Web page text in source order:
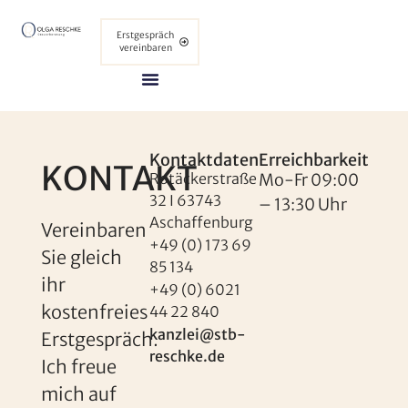
Erstgespräch
vereinbaren
KONTAKT
Vereinbaren
Sie gleich
ihr
kostenfreies
Erstgespräch.
Ich freue
mich auf
Kontaktdaten
Rotäckerstraße
32 I 63743
Aschaffenburg
+49 (0) 173 69
85 134
+49 (0) 6021
44 22 840
kanzlei@stb-
reschke.de
Erreichbarkeit
Mo-Fr 09:00
– 13:30 Uhr